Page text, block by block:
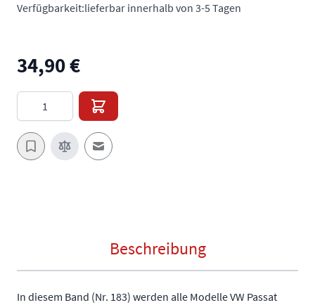
Verfügbarkeit:lieferbar innerhalb von 3-5 Tagen
34,90 €
E-Mail an einen Freund
Beschreibung
In diesem Band (Nr. 183) werden alle Modelle VW Passat